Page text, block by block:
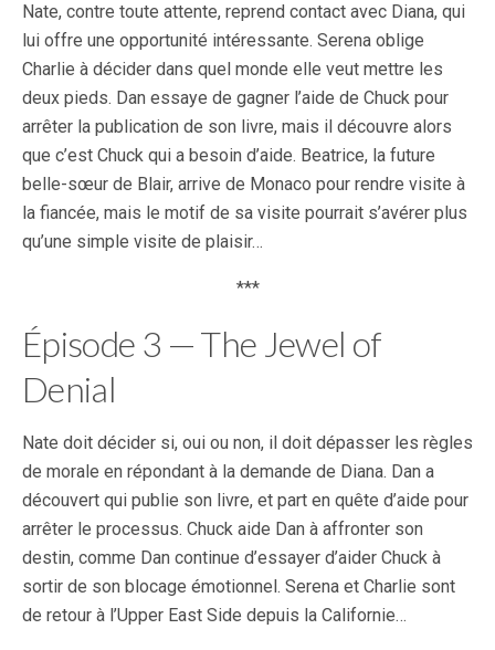
Nate, contre toute attente, reprend contact avec Diana, qui
lui offre une opportunité intéressante. Serena oblige
Charlie à décider dans quel monde elle veut mettre les
deux pieds. Dan essaye de gagner l’aide de Chuck pour
arrêter la publication de son livre, mais il découvre alors
que c’est Chuck qui a besoin d’aide. Beatrice, la future
belle-sœur de Blair, arrive de Monaco pour rendre visite à
la fiancée, mais le motif de sa visite pourrait s’avérer plus
qu’une simple visite de plaisir…
***
Épisode 3 — The Jewel of
Denial
Nate doit décider si, oui ou non, il doit dépasser les règles
de morale en répondant à la demande de Diana. Dan a
découvert qui publie son livre, et part en quête d’aide pour
arrêter le processus. Chuck aide Dan à affronter son
destin, comme Dan continue d’essayer d’aider Chuck à
sortir de son blocage émotionnel. Serena et Charlie sont
de retour à l’Upper East Side depuis la Californie…